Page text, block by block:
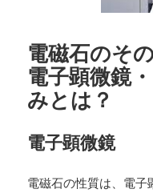
電磁石のそ
電子顕微鏡
みとは？
電子顕微鏡
電磁石の性質は、電子